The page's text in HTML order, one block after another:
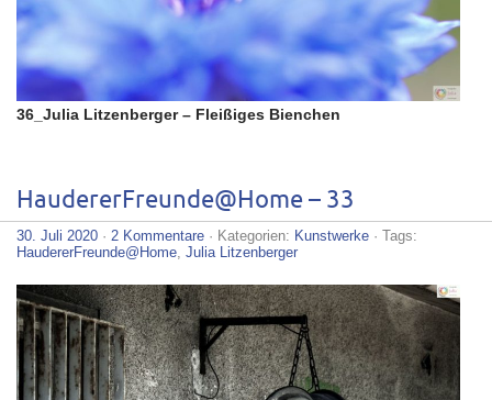
36_Julia Litzenberger – Fleißiges Bienchen
HaudererFreunde@Home – 33
30. Juli 2020 · 2 Kommentare · Kategorien: Kunstwerke · Tags:
HaudererFreunde@Home Julia Litzenberger